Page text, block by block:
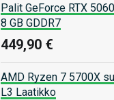
Palit GeForce RTX
8 GB GDDR7
449,90 €
AMD Ryzen 7 5700X
L3 Laatikko